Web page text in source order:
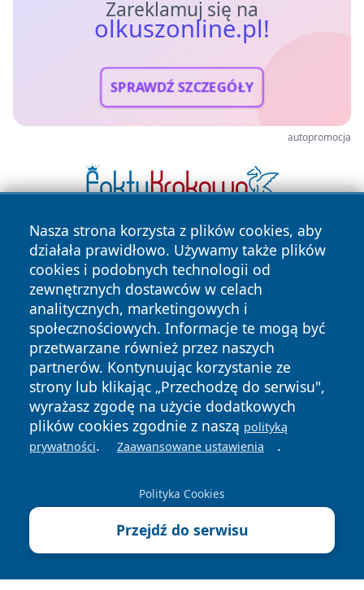
Zareklamuj się na
olkuszonline.pl!
SPRAWDŹ SZCZEGÓŁY
autopromocja
Nasza strona korzysta z plików cookies, aby
działała prawidłowo. Używamy także plików
cookies i podobnych technologii od
zewnętrznych dostawców w celach
analitycznych, marketingowych i
społecznościowych. Informacje te mogą być
przetwarzane również przez naszych
partnerów. Kontynuując korzystanie ze
strony lub klikając „Przechodzę do serwisu",
wyrażasz zgodę na użycie dodatkowych
plików cookies zgodnie z naszą polityką
prywatności. Zaawansowane ustawienia .
Polityka Cookies
Przejdź do serwisu
Copyright © 2026 olkuszonline.pl Wszystkie prawa
zastrzeżone.
News Autorzy
Polityka
Prywatności
Polityka
Cookies